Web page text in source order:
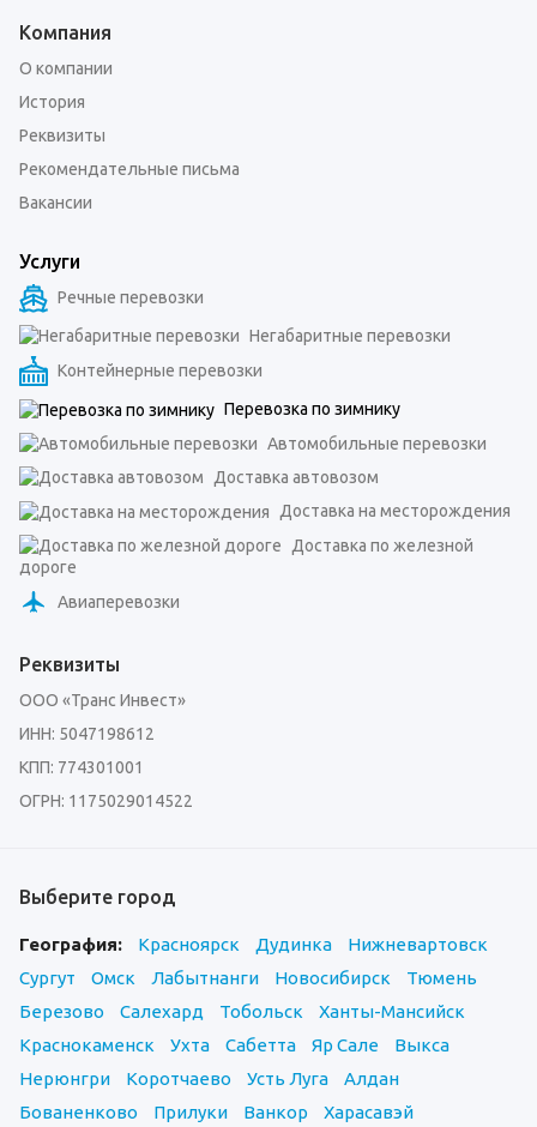
Компания
О компании
История
Реквизиты
Рекомендательные письма
Вакансии
Услуги
Речные перевозки
Негабаритные перевозки
Контейнерные перевозки
Перевозка по зимнику
Автомобильные перевозки
Доставка автовозом
Доставка на месторождения
Доставка по железной
дороге
Авиаперевозки
Реквизиты
ООО «Транс Инвест»
ИНН: 5047198612
КПП: 774301001
ОГРН: 1175029014522
Выберите город
География: Красноярск Дудинка
Нижневартовск
Сургут
Омск Лабытнанги Новосибирск
Тюмень
Березово
Салехард Тобольск
Ханты-Мансийск
Краснокаменск
Ухта Сабетта Яр Сале
Выкса
Нерюнгри
Коротчаево Усть Луга
Алдан
Бованенково
Прилуки Ванкор Харасавэй